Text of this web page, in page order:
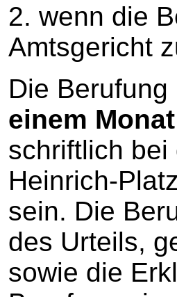
2. wenn die
Amtsgericht
Die Berufung
einem
schriftlich bei
Heinrich-
sein. Die
des Urteils,
sowie die